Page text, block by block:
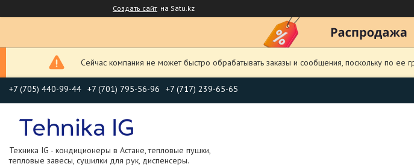
Создать сайт на Satu.kz
Сейчас компания не может быстро обрабатывать заказы и сообщения, поскольку по
+7 (705) 440-99-44 +7 (701) 795-56-96 +7 (717) 239-65-65
Техника IG - кондиционеры в Астане, тепловые пушки,
тепловые завесы, сушилки для рук, диспенсеры.